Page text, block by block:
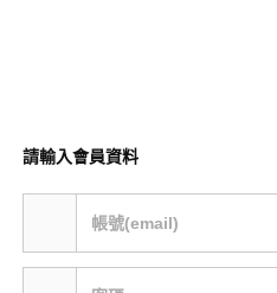
請輸入會員資料
帳號(email)